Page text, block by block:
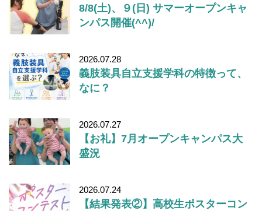
8/8(土)、９(日) サマーオープンキャ
ンパス開催(^^)/
2026.07.28
義肢装具自立支援学科の特徴って、
なに？
2026.07.27
【お礼】7月オープンキャンパス大
盛況
2026.07.24
【結果発表②】高校生ポスターコン